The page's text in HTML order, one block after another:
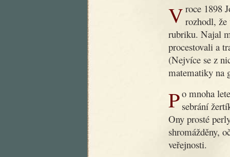
V roce 1898 Jos. R. Vilímek, slovutný český nakladatel, rozhodl,
rubriku. Najal
procestovali a
(Nejvíce se z
matematiky na
Po mnoha letech byla nyní podniknuta nová práce, záležející v sebrání
Ony prosté
shromážděny,
veřejnosti.